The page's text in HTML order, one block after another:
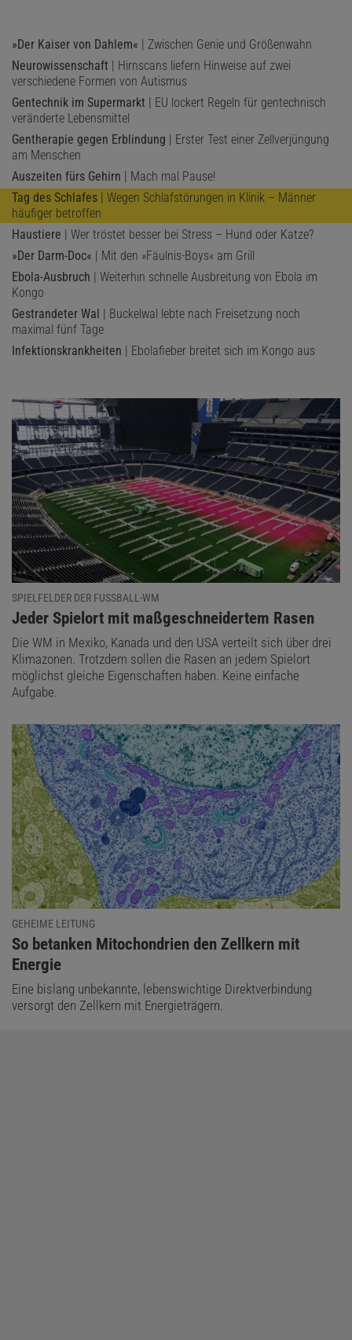
»Der Kaiser von Dahlem« | Zwischen Genie und Größenwahn
Neurowissenschaft | Hirnscans liefern Hinweise auf zwei
verschiedene Formen von Autismus
Gentechnik im Supermarkt | EU lockert Regeln für gentechnisch
veränderte Lebensmittel
Gentherapie gegen Erblindung | Erster Test einer Zellverjüngung
am Menschen
Auszeiten fürs Gehirn | Mach mal Pause!
Tag des Schlafes | Wegen Schlafstörungen in Klinik – Männer
häufiger betroffen
Haustiere | Wer tröstet besser bei Stress – Hund oder Katze?
»Der Darm-Doc« | Mit den »Fäulnis-Boys« am Grill
Ebola-Ausbruch | Weiterhin schnelle Ausbreitung von Ebola im
Kongo
Gestrandeter Wal | Buckelwal lebte nach Freisetzung noch
maximal fünf Tage
Infektionskrankheiten | Ebolafieber breitet sich im Kongo aus
SPIELFELDER DER FUSSBALL-WM
:
Jeder Spielort mit maßgeschneidertem Rasen
Die WM in Mexiko, Kanada und den USA verteilt sich über drei
Klimazonen. Trotzdem sollen die Rasen an jedem Spielort
möglichst gleiche Eigenschaften haben. Keine einfache
Aufgabe.
GEHEIME LEITUNG
:
So betanken Mitochondrien den Zellkern mit
Energie
Eine bislang unbekannte, lebenswichtige Direktverbindung
versorgt den Zellkern mit Energieträgern.